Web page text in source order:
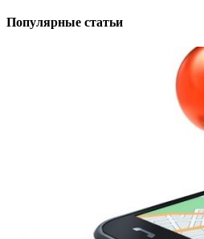
Популярные статьи